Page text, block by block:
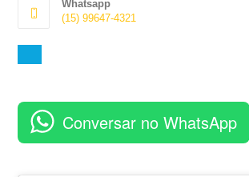
Whatsapp
(15) 99647-4321
aplicativo
Conversar no WhatsApp